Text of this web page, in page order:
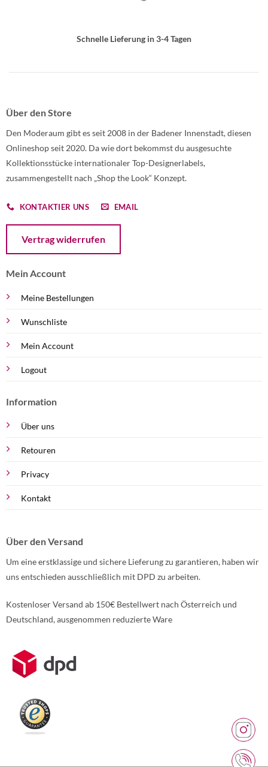
Schnelle Lieferung in 3-4 Tagen
Über den Store
Den Moderaum gibt es seit 2008 in der Badener Innenstadt, diesen
Onlineshop seit 2020. Da wie dort bekommst du ausgesuchte
Kollektionsstücke internationaler Top-Designerlabels,
zusammengestellt nach „Shop the Look“ Konzept.
KONTAKTIER UNS EMAIL
Vertrag widerrufen
Mein Account
Meine Bestellungen
Wunschliste
Mein Account
Logout
Information
Über uns
Retouren
Privacy
Kontakt
Über den Versand
Um eine erstklassige und sichere Lieferung zu garantieren, haben wir
uns entschieden ausschließlich mit DPD zu arbeiten.
Kostenloser Versand ab 150€ Bestellwert nach Österreich und
Deutschland, ausgenommen reduzierte Ware
Weitere Informationen über den gesperrten Inhalt.